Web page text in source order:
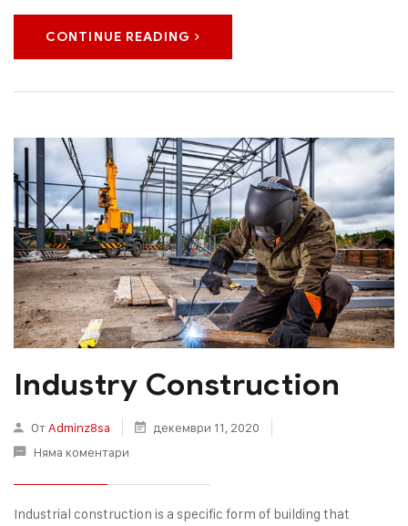
CONTINUE READING
Industry Construction
От Adminz8sa
декември 11, 2020
Няма коментари
Industrial construction is a specific form of building that